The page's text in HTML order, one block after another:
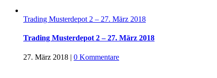
Trading Musterdepot 2 – 27. März 2018
Trading Musterdepot 2 – 27. März 2018
27. März 2018 | 0 Kommentare